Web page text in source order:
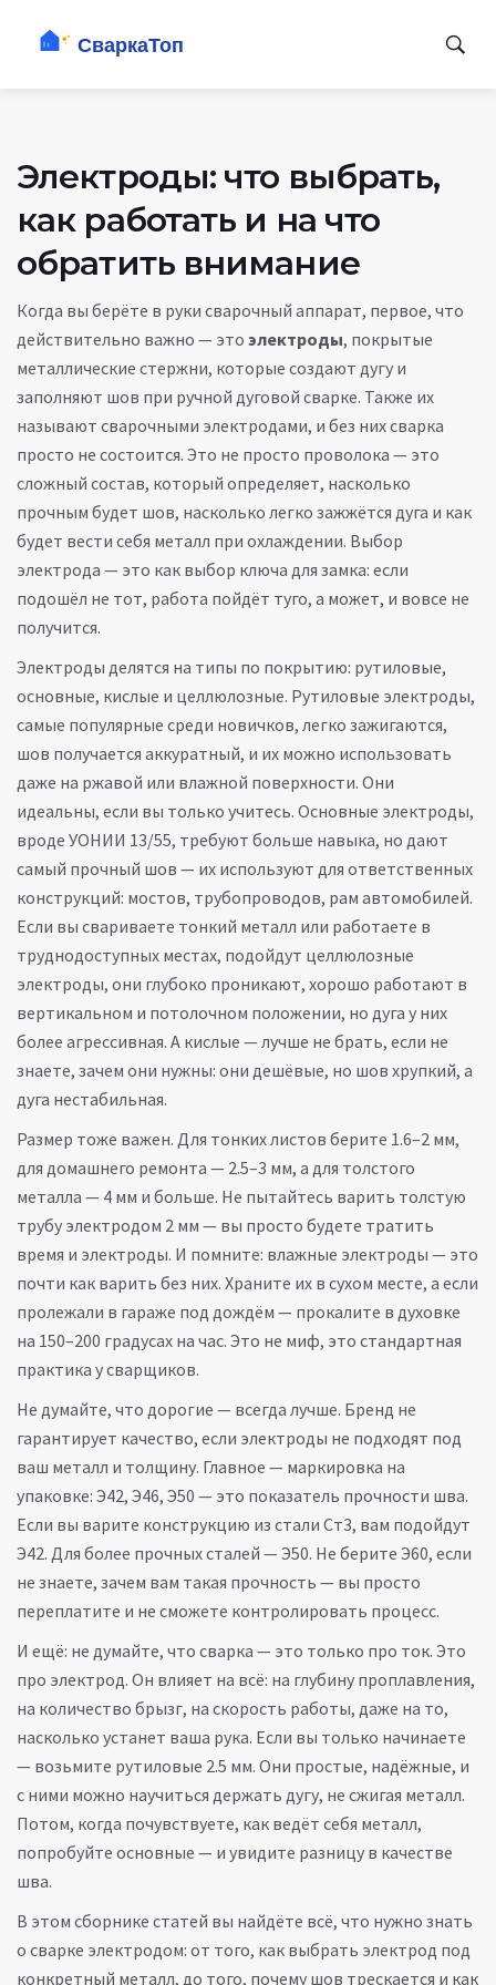
Электроды: что выбрать,
как работать и на что
обратить внимание
Когда вы берёте в руки сварочный аппарат, первое, что
действительно важно — это электроды, покрытые
металлические стержни, которые создают дугу и
заполняют шов при ручной дуговой сварке. Также их
называют сварочными электродами, и без них сварка
просто не состоится. Это не просто проволока — это
сложный состав, который определяет, насколько
прочным будет шов, насколько легко зажжётся дуга и как
будет вести себя металл при охлаждении. Выбор
электрода — это как выбор ключа для замка: если
подошёл не тот, работа пойдёт туго, а может, и вовсе не
получится.
Электроды делятся на типы по покрытию: рутиловые,
основные, кислые и целлюлозные. Рутиловые электроды,
самые популярные среди новичков, легко зажигаются,
шов получается аккуратный, и их можно использовать
даже на ржавой или влажной поверхности. Они
идеальны, если вы только учитесь. Основные электроды,
вроде УОНИИ 13/55, требуют больше навыка, но дают
самый прочный шов — их используют для ответственных
конструкций: мостов, трубопроводов, рам автомобилей.
Если вы свариваете тонкий металл или работаете в
труднодоступных местах, подойдут целлюлозные
электроды, они глубоко проникают, хорошо работают в
вертикальном и потолочном положении, но дуга у них
более агрессивная. А кислые — лучше не брать, если не
знаете, зачем они нужны: они дешёвые, но шов хрупкий, а
дуга нестабильная.
Размер тоже важен. Для тонких листов берите 1.6–2 мм,
для домашнего ремонта — 2.5–3 мм, а для толстого
металла — 4 мм и больше. Не пытайтесь варить толстую
трубу электродом 2 мм — вы просто будете тратить
время и электроды. И помните: влажные электроды — это
почти как варить без них. Храните их в сухом месте, а если
пролежали в гараже под дождём — прокалите в духовке
на 150–200 градусах на час. Это не миф, это стандартная
практика у сварщиков.
Не думайте, что дорогие — всегда лучше. Бренд не
гарантирует качество, если электроды не подходят под
ваш металл и толщину. Главное — маркировка на
упаковке: Э42, Э46, Э50 — это показатель прочности шва.
Если вы варите конструкцию из стали Ст3, вам подойдут
Э42. Для более прочных сталей — Э50. Не берите Э60, если
не знаете, зачем вам такая прочность — вы просто
переплатите и не сможете контролировать процесс.
И ещё: не думайте, что сварка — это только про ток. Это
про электрод. Он влияет на всё: на глубину проплавления,
на количество брызг, на скорость работы, даже на то,
насколько устанет ваша рука. Если вы только начинаете
— возьмите рутиловые 2.5 мм. Они простые, надёжные, и
с ними можно научиться держать дугу, не сжигая металл.
Потом, когда почувствуете, как ведёт себя металл,
попробуйте основные — и увидите разницу в качестве
шва.
В этом сборнике статей вы найдёте всё, что нужно знать
о сварке электродом: от того, как выбрать электрод под
конкретный металл, до того, почему шов трескается и как